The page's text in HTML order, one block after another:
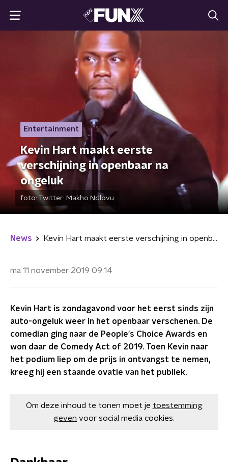
Entertainment
Kevin Hart maakt eerste
verschijning in openbaar na
ongeluk
foto:Twitter: Makho Ndlovu
News Kevin Hart maakt eerste verschijning in openbaar na ongeluk
ma 11 november 2019 09:14
Kevin Hart is zondagavond voor het eerst sinds zijn
auto-ongeluk weer in het openbaar verschenen. De
comedian ging naar de People's Choice Awards en
won daar de Comedy Act of 2019. Toen Kevin naar
het podium liep om de prijs in ontvangst te nemen,
kreeg hij een staande ovatie van het publiek.
Om deze inhoud te tonen moet je toestemming
geven voor social media cookies.